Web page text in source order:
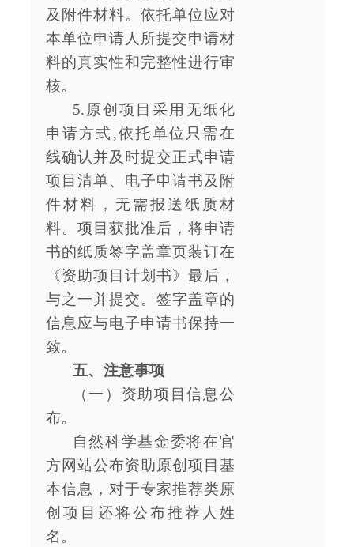
及附件材料。依托单位应对
本单位申请人所提交申请材
料的真实性和完整性进行审
核。
5.原创项目采用无纸化
申请方式,依托单位只需在
线确认并及时提交正式申请
项目清单、电子申请书及附
件材料，无需报送纸质材
料。项目获批准后，将申请
书的纸质签字盖章页装订在
《资助项目计划书》最后，
与之一并提交。签字盖章的
信息应与电子申请书保持一
致。
五、注意事项
（一）资助项目信息公
布。
自然科学基金委将在官
方网站公布资助原创项目基
本信息，对于专家推荐类原
创项目还将公布推荐人姓
名。